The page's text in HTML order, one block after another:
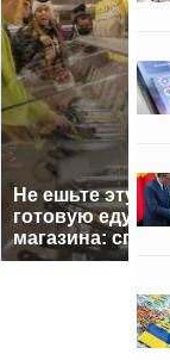
Не ешьте эту
готовую еду из
магазина: список